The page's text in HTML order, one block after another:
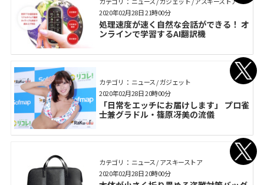
処理速度が速く自然な会話ができる！ オ
ンラインで学習するAI翻訳機
2020年02月28日 21時00分
カテゴリ： ニュース / ガジェット
「日常をエッチにお届けします」 プロ雀
士兼グラドル・篠原冴美の流儀
2020年02月28日 20時00分
カテゴリ： ニュース / アスキーストア
2020年02月28日 20時00分